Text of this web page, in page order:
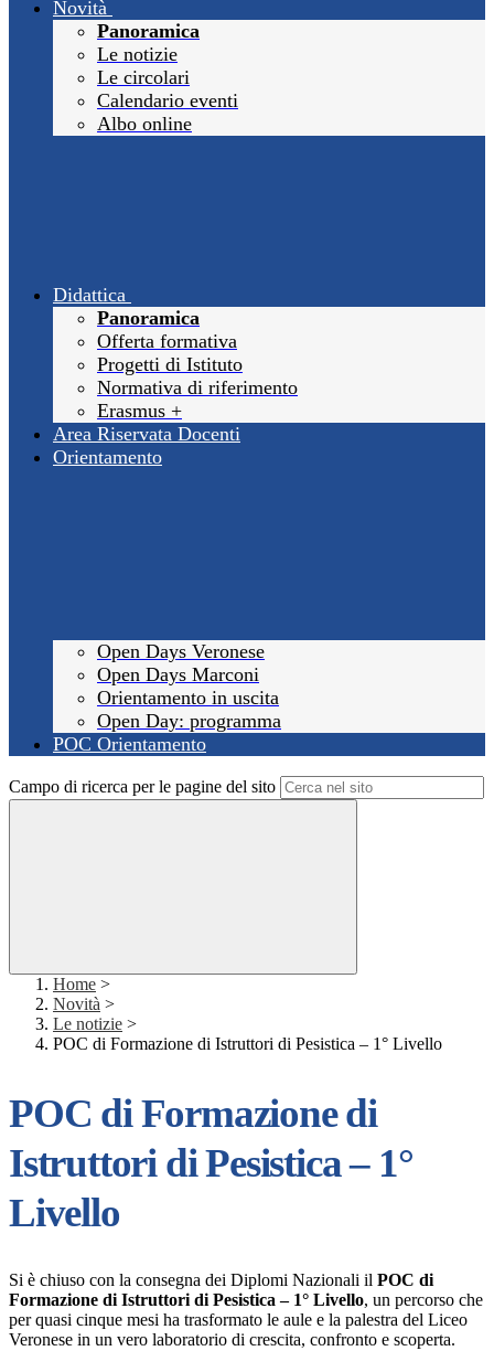
Novità
Panoramica
Le notizie
Le circolari
Calendario eventi
Albo online
Didattica
Panoramica
Offerta formativa
Progetti di Istituto
Normativa di riferimento
Erasmus +
Area Riservata Docenti
Orientamento
Open Days Veronese
Open Days Marconi
Orientamento in uscita
Open Day: programma
POC Orientamento
Campo di ricerca per le pagine del sito
Home >
Novità >
Le notizie >
POC di Formazione di Istruttori di Pesistica – 1° Livello
POC di Formazione di
Istruttori di Pesistica – 1°
Livello
Si è chiuso con la consegna dei Diplomi Nazionali il POC di
Formazione di Istruttori di Pesistica – 1° Livello, un percorso che
per quasi cinque mesi ha trasformato le aule e la palestra del Liceo
Veronese in un vero laboratorio di crescita, confronto e scoperta.